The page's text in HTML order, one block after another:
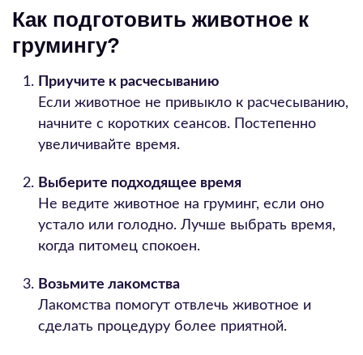
Как подготовить животное к
грумингу?
Приучите к расчесыванию
Если животное не привыкло к расчесыванию,
начните с коротких сеансов. Постепенно
увеличивайте время.
Выберите подходящее время
Не ведите животное на груминг, если оно
устало или голодно. Лучше выбрать время,
когда питомец спокоен.
Возьмите лакомства
Лакомства помогут отвлечь животное и
сделать процедуру более приятной.